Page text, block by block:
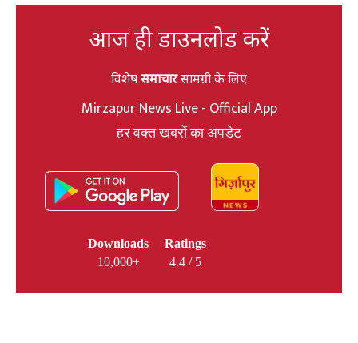
आज ही डाउनलोड करें
विशेषसमाचारसामग्री के लिए
Mirzapur News Live - Official App
हर वक्त खबरों का अपडेट
Downloads
10,000+
Ratings
4.4 / 5